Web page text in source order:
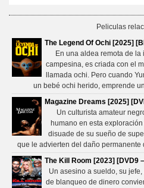
Peliculas
The Legend Of Ochi [2025]
En una aldea remota de
campesina, es criada con el
llamada ochi. Pero cuando
un bebé ochi herido, emprende
Magazine Dreams [2025]
Un culturista amateur
humano en esta
disuade de su sueño de
que le advierten del daño permanente
The Kill Room [2023] [DVD9
Un asesino a sueldo, su
de blanqueo de dinero